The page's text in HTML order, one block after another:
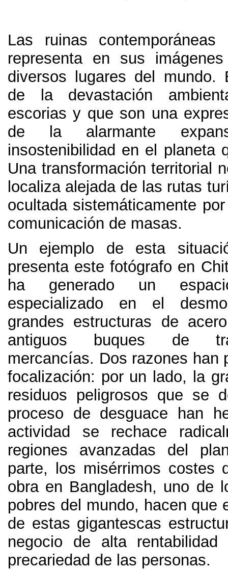
Las ruinas contemporáneas
representa en sus
diversos lugares del mundo.
de la devastación
escorias y que son una
de la alarmante
insostenibilidad en el planeta
Una transformación territorial
localiza alejada de las rutas
ocultada sistemáticamente
comunicación de masas.
Un ejemplo de esta
presenta este fotógrafo en
ha generado un
especializado en el
grandes estructuras de
antiguos buques de
mercancías. Dos razones han
focalización: por un lado,
la
residuos peligrosos que se
proceso de desguace han
actividad se rechace
regiones avanzadas del
parte,
los misérrimos costes
obra en Bangladesh, uno de
pobres del mundo, hacen que
de estas gigantescas
negocio de alta
precariedad de las personas.